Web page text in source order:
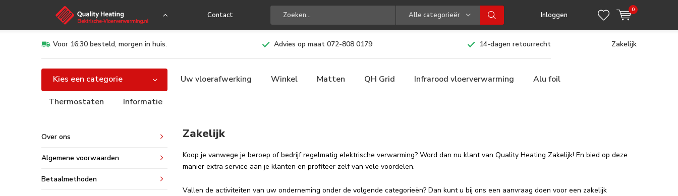
Contact Alle categorieën Inloggen
0
Voor 16:30 besteld, morgen in huis. Advies op maat 072-808 0179 14-dagen retourrecht Zakelijk
Kies een categorie Uw vloerafwerking Winkel Matten QH Grid Infrarood vloerverwarming Alu foil
Thermostaten Informatie
Zakelijk
Koop je vanwege je beroep of bedrijf regelmatig elektrische verwarming? Word dan nu klant van Quality Heating Zakelijk! En bied op deze
manier extra service aan je klanten en profiteer zelf van vele voordelen.
Vallen de activiteiten van uw onderneming onder de volgende categorieën? Dan kunt u bij ons een aanvraag doen voor een zakelijk
Over ons
Algemene voorwaarden
Betaalmethoden